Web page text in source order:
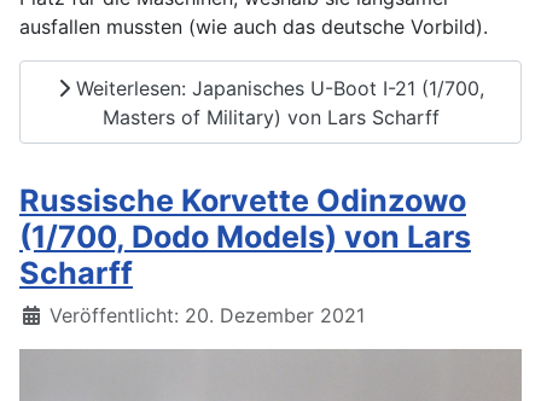
ausfallen mussten (wie auch das deutsche Vorbild).
Weiterlesen: Japanisches U-Boot I-21 (1/700,
Masters of Military) von Lars Scharff
Russische Korvette Odinzowo
(1/700, Dodo Models) von Lars
Scharff
Details
Veröffentlicht: 20. Dezember 2021